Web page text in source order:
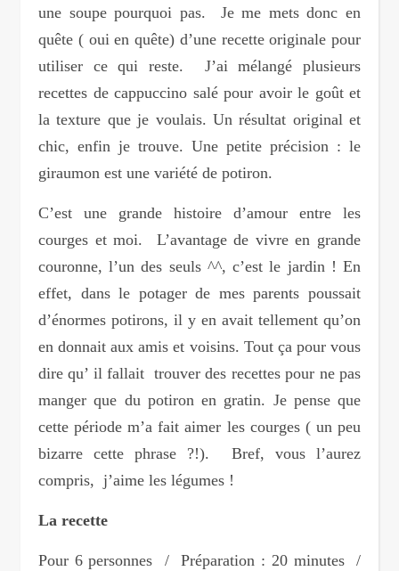
une soupe pourquoi pas. Je me mets donc en
quête ( oui en quête) d’une recette originale pour
utiliser ce qui reste. J’ai mélangé plusieurs
recettes de cappuccino salé pour avoir le goût et
la texture que je voulais. Un résultat original et
chic, enfin je trouve. Une petite précision : le
giraumon est une variété de potiron.
C’est une grande histoire d’amour entre les
courges et moi. L’avantage de vivre en grande
couronne, l’un des seuls ^^, c’est le jardin ! En
effet, dans le potager de mes parents poussait
d’énormes potirons, il y en avait tellement qu’on
en donnait aux amis et voisins. Tout ça pour vous
dire qu’ il fallait trouver des recettes pour ne pas
manger que du potiron en gratin. Je pense que
cette période m’a fait aimer les courges ( un peu
bizarre cette phrase ?!). Bref, vous l’aurez
compris, j’aime les légumes !
La recette
Pour 6 personnes / Préparation : 20 minutes /